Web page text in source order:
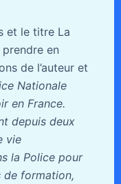
et le titre La
en
de l’auteur et
Nationale
en France.
depuis deux
vie
la Police pour
de formation,